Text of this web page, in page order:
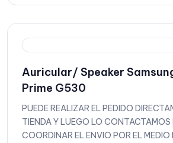
Auricular/ Speaker
Prime G530
PUEDE REALIZAR EL PEDIDO
TIENDA Y LUEGO LO CONTACTAMOS
COORDINAR EL ENVIO POR EL